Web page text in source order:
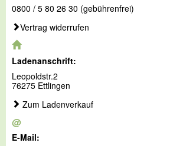
0800 / 5 80 26 30 (gebührenfrei)
Vertrag widerrufen
Ladenanschrift:
Leopoldstr.2
76275 Ettlingen
Zum Ladenverkauf
@
E-Mail: